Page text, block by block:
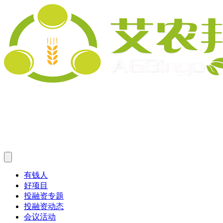
有钱人
好项目
投融资专题
投融资动态
会议活动